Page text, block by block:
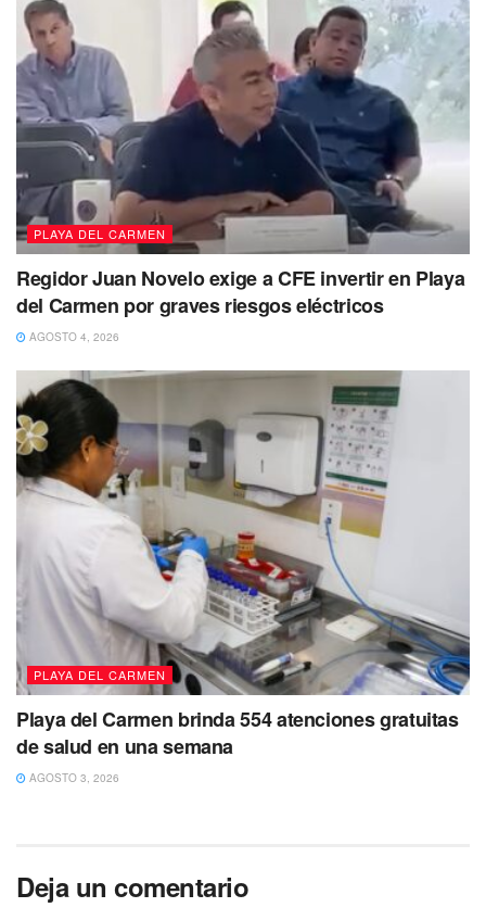
PLAYA DEL CARMEN
Regidor Juan Novelo exige a CFE invertir en Playa
del Carmen por graves riesgos eléctricos
AGOSTO 4, 2026
PLAYA DEL CARMEN
Playa del Carmen brinda 554 atenciones gratuitas
de salud en una semana
AGOSTO 3, 2026
Deja un comentario